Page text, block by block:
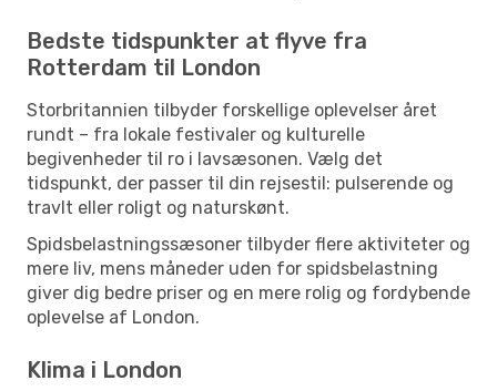
Bedste tidspunkter at flyve fra
Rotterdam til London
Storbritannien tilbyder forskellige oplevelser året
rundt – fra lokale festivaler og kulturelle
begivenheder til ro i lavsæsonen. Vælg det
tidspunkt, der passer til din rejsestil: pulserende og
travlt eller roligt og naturskønt.
Spidsbelastningssæsoner tilbyder flere aktiviteter og
mere liv, mens måneder uden for spidsbelastning
giver dig bedre priser og en mere rolig og fordybende
oplevelse af London.
Klima i London